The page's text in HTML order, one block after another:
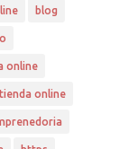
blog
online
online